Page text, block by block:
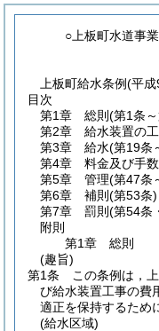
○上板町水道事
上板町給水条例(平
目次
第1章
総則 (第1条
第2章
給水装置の
第3章
給水(第19条
第4章
料金及び手
第5章
管理(第47条
第6章
補則 (第53条)
第7章
罰則 (第54条
附則
第1章
総則
(趣旨)
第1条
この条例は，
び給水装置工事の費
適正を保持するため
(給水区域)